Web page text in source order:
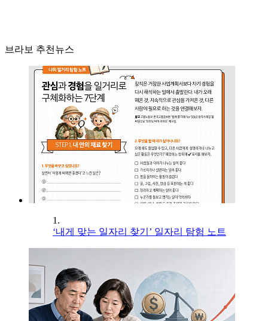
브라보 추천뉴스
1.
‘내게 맞는 일자리 찾기’ 일자리 탐험 노트